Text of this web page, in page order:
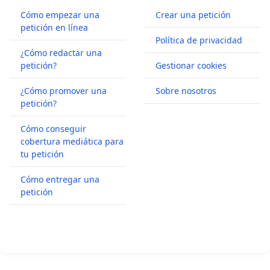
Cómo empezar una
petición en línea
¿Cómo redactar una
petición?
¿Cómo promover una
petición?
Cómo conseguir
cobertura mediática para
tu petición
Cómo entregar una
petición
Crear una petición
Política de privacidad
Gestionar cookies
Sobre nosotros